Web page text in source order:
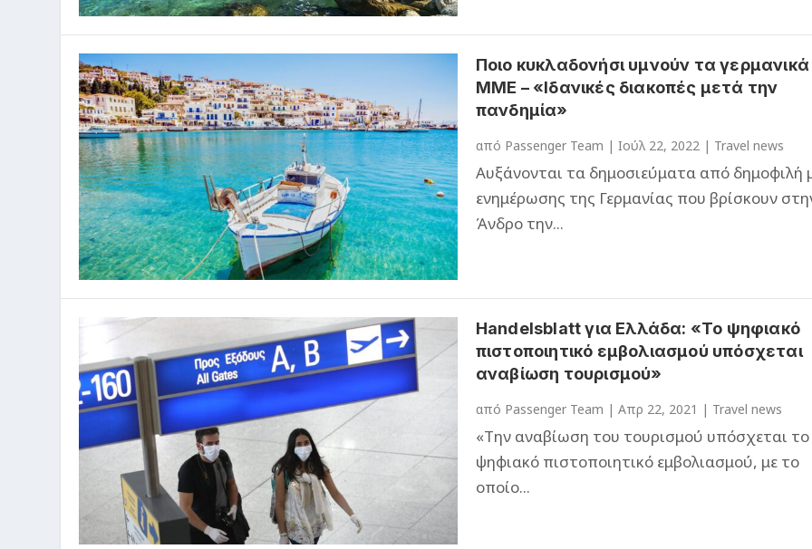
Ποιο κυκλαδονήσι υμνούν τα γερμανικά
ΜΜΕ – «Ιδανικές διακοπές μετά την
πανδημία»
από Passenger Team | Ιούλ 22, 2022 | Travel news
Αυξάνονται τα δημοσιεύματα από δημοφιλή
ενημέρωσης της Γερμανίας που βρίσκουν
Άνδρο την...
Handelsblatt για Ελλάδα: «Το ψηφιακό
πιστοποιητικό εμβολιασμού υπόσχεται
αναβίωση τουρισμού»
από Passenger Team | Απρ 22, 2021 | Travel news
«Την αναβίωση του τουρισμού υπόσχεται το
ψηφιακό πιστοποιητικό εμβολιασμού, με το
οποίο...